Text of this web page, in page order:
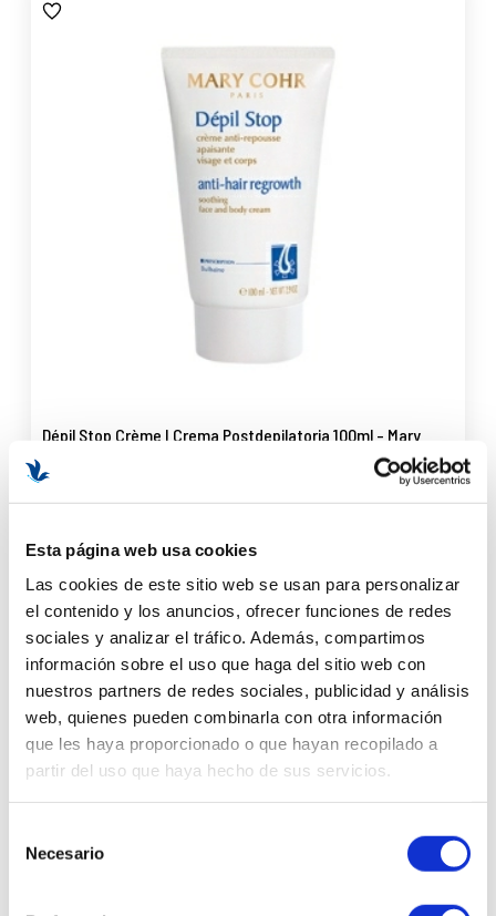
Esta página web usa cookies
Las cookies de este sitio web se usan para personalizar
el contenido y los anuncios, ofrecer funciones de redes
sociales y analizar el tráfico. Además, compartimos
información sobre el uso que haga del sitio web con
nuestros partners de redes sociales, publicidad y análisis
web, quienes pueden combinarla con otra información
que les haya proporcionado o que hayan recopilado a
partir del uso que haya hecho de sus servicios.
Necesario
Dépil Stop Crème I Crema Postdepilatoria 100ml - Mary
AÑADIR AL CARRITO